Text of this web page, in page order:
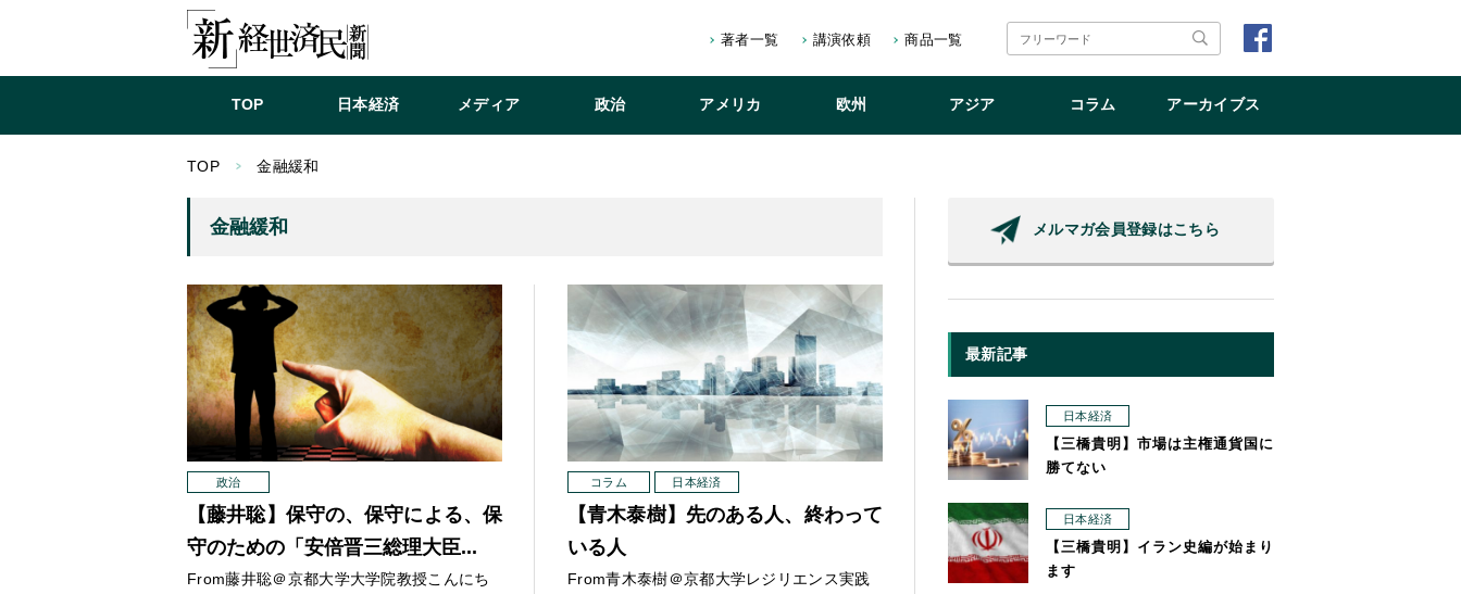
TOP 日本経済 メディア 政治 アメリカ 欧州 アジア コラム アーカイブス
著者一覧 講演依頼 商品一覧
TOP 金融緩和
金融緩和
政治
【藤井聡】保守の、保守による、保
守のための「安倍晋三総理大臣...
From藤井聡＠京都大学大学院教授こんにち
コラム 日本経済
【青木泰樹】先のある人、終わって
いる人
From青木泰樹＠京都大学レジリエンス実践
メルマガ会員登録はこちら
最新記事
日本経済
【三橋貴明】市場は主権通貨国に
勝てない
日本経済
【三橋貴明】イラン史編が始まり
ます